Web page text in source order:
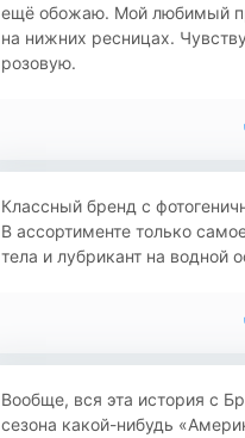
ещё обожаю. Мой любимый
на нижних ресницах.
розовую.
Классный бренд с
В ассортименте только
тела и лубрикант на водной
Вообще, вся эта история с
сезона какой-нибудь